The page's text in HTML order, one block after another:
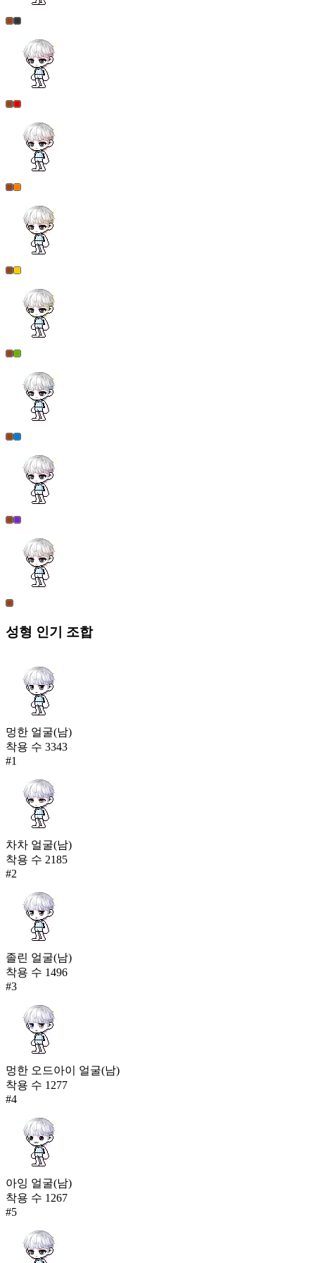
성형 인기 조합
멍한 얼굴(남)
착용 수 3343
#1
차차 얼굴(남)
착용 수 2185
#2
졸린 얼굴(남)
착용 수 1496
#3
멍한 오드아이 얼굴(남)
착용 수 1277
#4
아잉 얼굴(남)
착용 수 1267
#5